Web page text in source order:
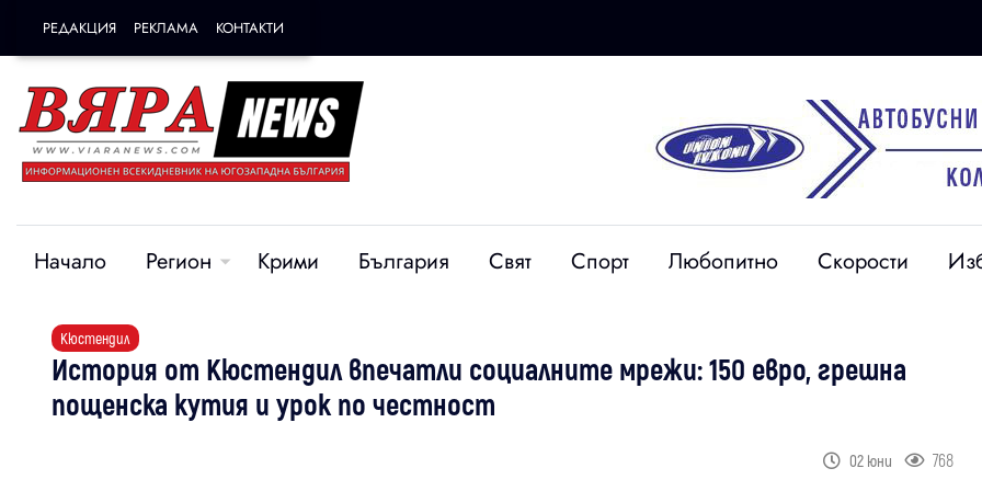
РЕДАКЦИЯ РЕКЛАМА КОНТАКТИ
Начало Регион Крими България Свят Спорт Любопитно Скорости
Кюстендил
История от Кюстендил впечатли социалните мрежи: 150 евро, грешна
пощенска кутия и урок по честност
02 юни 768